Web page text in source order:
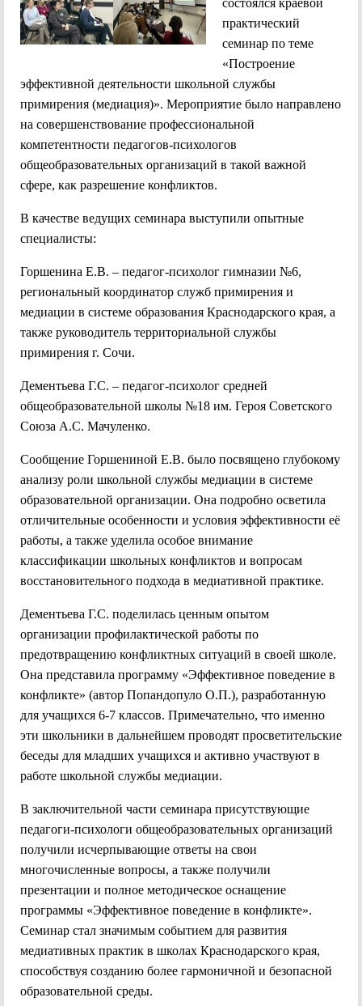
состоялся краевой
практический
семинар по теме
«Построение
эффективной деятельности школьной службы
примирения (медиация)». Мероприятие было направлено
на совершенствование профессиональной
компетентности педагогов-психологов
общеобразовательных организаций в такой важной
сфере, как разрешение конфликтов.
В качестве ведущих семинара выступили опытные
специалисты:
Горшенина Е.В. – педагог-психолог гимназии №6,
региональный координатор служб примирения и
медиации в системе образования Краснодарского края, а
также руководитель территориальной службы
примирения г. Сочи.
Дементьева Г.С. – педагог-психолог средней
общеобразовательной школы №18 им. Героя Советского
Союза А.С. Мачуленко.
Сообщение Горшениной Е.В. было посвящено глубокому
анализу роли школьной службы медиации в системе
образовательной организации. Она подробно осветила
отличительные особенности и условия эффективности её
работы, а также уделила особое внимание
классификации школьных конфликтов и вопросам
восстановительного подхода в медиативной практике.
Дементьева Г.С. поделилась ценным опытом
организации профилактической работы по
предотвращению конфликтных ситуаций в своей школе.
Она представила программу «Эффективное поведение в
конфликте» (автор Попандопуло О.П.), разработанную
для учащихся 6-7 классов. Примечательно, что именно
эти школьники в дальнейшем проводят просветительские
беседы для младших учащихся и активно участвуют в
работе школьной службы медиации.
В заключительной части семинара присутствующие
педагоги-психологи общеобразовательных организаций
получили исчерпывающие ответы на свои
многочисленные вопросы, а также получили
презентации и полное методическое оснащение
программы «Эффективное поведение в конфликте».
Семинар стал значимым событием для развития
медиативных практик в школах Краснодарского края,
способствуя созданию более гармоничной и безопасной
образовательной среды.